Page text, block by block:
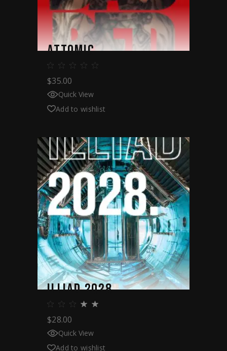
ATTOMIC
$35.00
Quick View
Add to wishlist
ILLIAD 2028.
$28.00
Quick View
Add to wishlist